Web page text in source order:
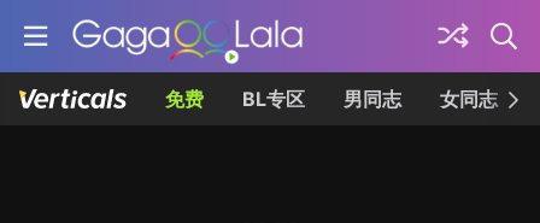
免费 BL专区 男同志 女同志